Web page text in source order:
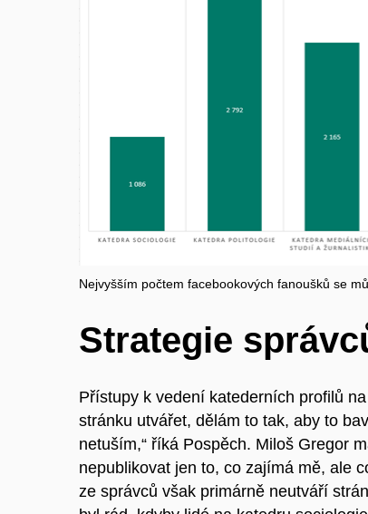
Nejvyšším počtem facebookových fanoušků se
Strategie
Přístupy k vedení katederních profilů
stránku utvářet, dělám to tak, aby to
netuším,“ říká Pospěch. Miloš Gregor
nepublikovat jen to, co zajímá mě, ale
ze správců však primárně neutváří